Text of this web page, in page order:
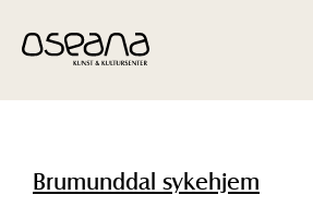
innhold
navigasjon
Brumunddal sykehjem